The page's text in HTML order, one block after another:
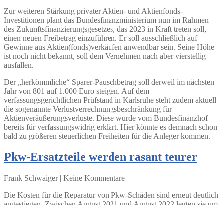
Zur weiteren Stärkung privater Aktien- und Aktienfonds-
Investitionen plant das Bundesfinanzministerium nun im Rahmen
des Zukunftsfinanzierungsgesetzes, das 2023 in Kraft treten soll,
einen neuen Freibetrag einzuführen. Er soll ausschließlich auf
Gewinne aus Aktien(fonds)verkäufen anwendbar sein. Seine Höhe
ist noch nicht bekannt, soll dem Vernehmen nach aber vierstellig
ausfallen.
Der „herkömmliche“ Sparer-Pauschbetrag soll derweil im nächsten
Jahr von 801 auf 1.000 Euro steigen. Auf dem
verfassungsgerichtlichen Prüfstand in Karlsruhe steht zudem aktuell
die sogenannte Verlustverrechnungsbeschränkung für
Aktienveräußerungsverluste. Diese wurde vom Bundesfinanzhof
bereits für verfassungswidrig erklärt. Hier könnte es demnach schon
bald zu größeren steuerlichen Freiheiten für die Anleger kommen.
Pkw-Ersatzteile werden rasant teurer
Frank Schwaiger | Keine Kommentare
Die Kosten für die Reparatur von Pkw-Schäden sind erneut deutlich